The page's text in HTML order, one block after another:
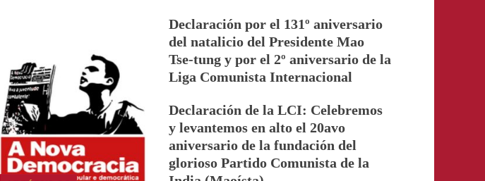
TUNG:
DISCURSOS
CONFERENCIA
DE
SECRETARIOS
Declaración por el 131º aniversario
del natalicio del Presidente Mao
Tse-tung y por el 2º aniversario de la
Liga Comunista Internacional
Declaración de la LCI: Celebremos
y levantemos en alto el 20avo
aniversario de la fundación del
glorioso Partido Comunista de la